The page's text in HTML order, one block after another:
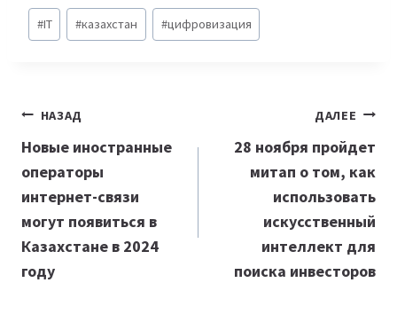
Метки
записи:
#IT #казахстан #цифровизация
Навигация
по
записям
НАЗАД
Новые иностранные
операторы
интернет-связи
могут появиться в
Казахстане в 2024
году
ДАЛЕЕ
28 ноября пройдет
митап о том, как
использовать
искусственный
интеллект для
поиска инвесторов